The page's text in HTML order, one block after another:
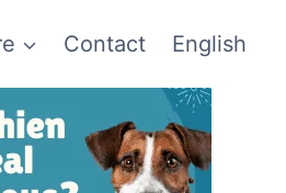
Contact English